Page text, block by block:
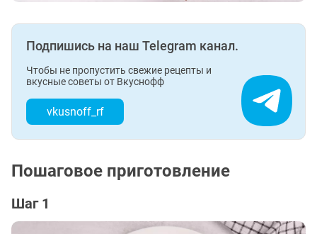
Подпишись на наш Telegram канал.
Чтобы не пропустить свежие рецепты и
вкусные советы от Вкуснофф
vkusnoff_rf
Пошаговое приготовление
Шаг 1